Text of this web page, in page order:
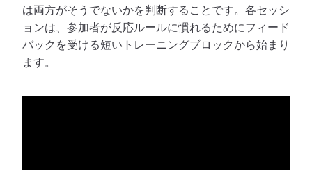
は両方がそうでないかを判断することです。各セッシ
ョンは、参加者が反応ルールに慣れるためにフィード
バックを受ける短いトレーニングブロックから始まり
ます。